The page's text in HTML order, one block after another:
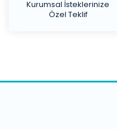
Kurumsal İsteklerinize
Özel Teklif